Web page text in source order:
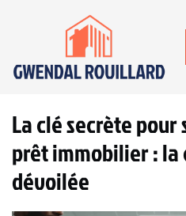
La clé secrète
prêt immobilier :
dévoilée